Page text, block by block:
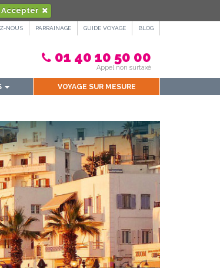
Accepter
NOUS PARRAINAGE GUIDE VOYAGE BLOG
01 40 10 50 00
Appel non surtaxé
VOYAGE SUR MESURE